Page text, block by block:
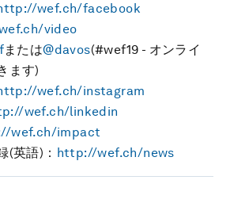
wef.ch/facebook
video
または@davos(#wef19 - オンライ
ます)
wef.ch/instagram
wef.ch/linkedin
wef.ch/impact
(英語)： http://wef.ch/news